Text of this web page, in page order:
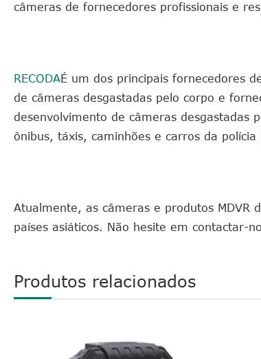
câmeras de fornecedores profissionais e
RECODAÉ um dos principais fornecedores
de câmeras desgastadas pelo corpo e
desenvolvimento de câmeras desgastadas
ônibus, táxis, caminhões e carros da polícia
Atualmente, as câmeras e produtos MDVR
países asiáticos. Não hesite em contactar-
Produtos relacionados